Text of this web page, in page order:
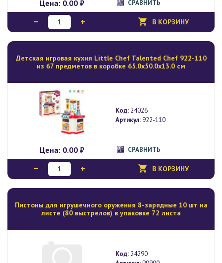
Цена: 0.00 ₽ СРАВНИТЬ
В КОРЗИНУ
Детская игровая кухня Little Chef Talented Chef 922-110
из 67 предметов в коробке 65.0х50.0х13.0 см
Цена: 0.00 ₽
Код: 24026
Артикул: 922-110
СРАВНИТЬ
В КОРЗИНУ
Пистоны для игрушечного оружения 8-зарядные 10 шт на
листе (80 выстрелов) в упаковке 72 листа
Код: 24290